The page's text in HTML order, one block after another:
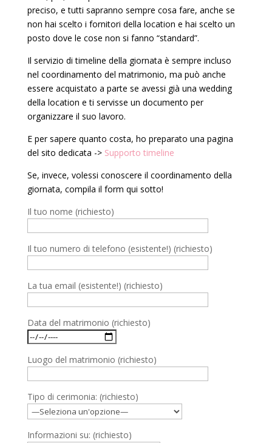
preciso, e tutti sapranno sempre cosa fare, anche se
non hai scelto i fornitori della location e hai scelto un
posto dove le cose non si fanno “standard”.
Il servizio di timeline della giornata è sempre incluso
nel coordinamento del matrimonio, ma può anche
essere acquistato a parte se avessi già una wedding
della location e ti servisse un documento per
organizzare il suo lavoro.
E per sapere quanto costa, ho preparato una pagina
del sito dedicata -> Supporto timeline
Se, invece, volessi conoscere il coordinamento della
giornata, compila il form qui sotto!
Il tuo nome (richiesto)
Il tuo numero di telefono (esistente!) (richiesto)
La tua email (esistente!) (richiesto)
Data del matrimonio (richiesto)
Luogo del matrimonio (richiesto)
Tipo di cerimonia: (richiesto)
Informazioni su: (richiesto)